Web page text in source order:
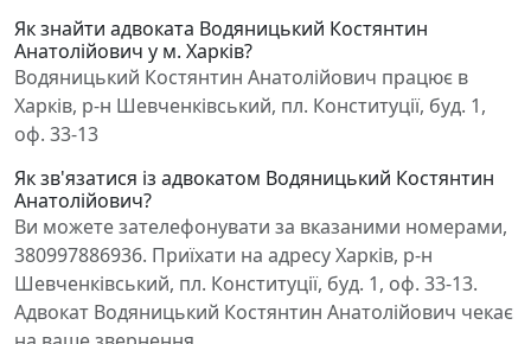
Як знайти адвоката Водяницький Костянтин
Анатолійович у м. Харків?
Водяницький Костянтин Анатолійович працює в
Харків, р-н Шевченківський, пл. Конституції, буд. 1,
оф. 33-13
Як зв'язатися із адвокатом Водяницький Костянтин
Анатолійович?
Ви можете зателефонувати за вказаними номерами,
380997886936. Приїхати на адресу Харків, р-н
Шевченківський, пл. Конституції, буд. 1, оф. 33-13.
Адвокат Водяницький Костянтин Анатолійович чекає